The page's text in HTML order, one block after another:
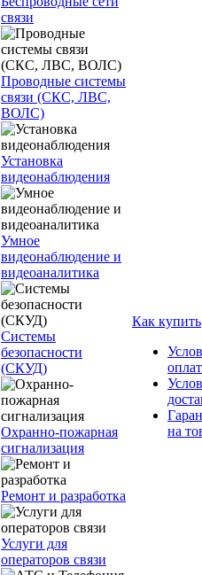
связи
Проводные системы
связи (СКС, ЛВС,
ВОЛС)
Установка
видеонаблюдения
Умное
видеонаблюдение и
видеоаналитика
Системы
безопасности
(СКУД)
Охранно-пожарная
сигнализация
Ремонт и разработка
Услуги для
операторов связи
Как купить
на